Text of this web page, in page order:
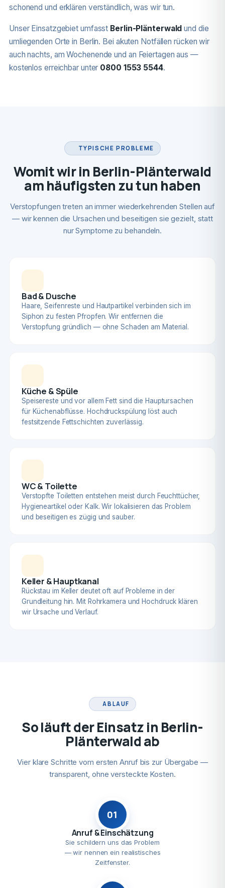
schonend und erklären verständlich, was wir tun.
Unser Einsatzgebiet umfasst Berlin-Plänterwald und die
umliegenden Orte in Berlin. Bei akuten Notfällen rücken wir
auch nachts, am Wochenende und an Feiertagen aus —
kostenlos erreichbar unter 0800 1553 5544.
TYPISCHE PROBLEME
Womit wir in Berlin-Plänterwald
am häufigsten zu tun haben
Verstopfungen treten an immer wiederkehrenden Stellen auf
— wir kennen die Ursachen und beseitigen sie gezielt, statt
nur Symptome zu behandeln.
Bad & Dusche
Haare, Seifenreste und Hautpartikel verbinden sich im
Siphon zu festen Pfropfen. Wir entfernen die
Verstopfung gründlich — ohne Schaden am Material.
Küche & Spüle
Speisereste und vor allem Fett sind die Hauptursachen
für Küchenabflüsse. Hochdruckspülung löst auch
festsitzende Fettschichten zuverlässig.
WC & Toilette
Verstopfte Toiletten entstehen meist durch Feuchttücher,
Hygieneartikel oder Kalk. Wir lokalisieren das Problem
und beseitigen es zügig und sauber.
Keller & Hauptkanal
Rückstau im Keller deutet oft auf Probleme in der
Grundleitung hin. Mit Rohrkamera und Hochdruck klären
wir Ursache und Verlauf.
ABLAUF
So läuft der Einsatz in Berlin-
Plänterwald ab
Vier klare Schritte vom ersten Anruf bis zur Übergabe —
transparent, ohne versteckte Kosten.
01
Anruf & Einschätzung
Sie schildern uns das Problem
— wir nennen ein realistisches
Zeitfenster.